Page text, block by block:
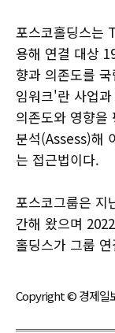
포스코홀딩스는
용해 연결 대상
향과 의존도를
임워크'란 사업
의존도와 영향
분석(Assess)해
는 접근법이다.
포스코그룹은 지
간해 왔으며
홀딩스가 그룹
Copyright © 경제일